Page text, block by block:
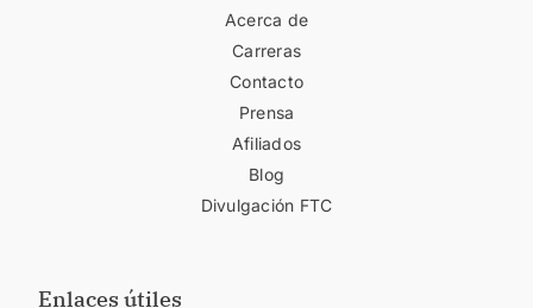
Acerca de
Carreras
Contacto
Prensa
Afiliados
Blog
Divulgación FTC
Enlaces útiles